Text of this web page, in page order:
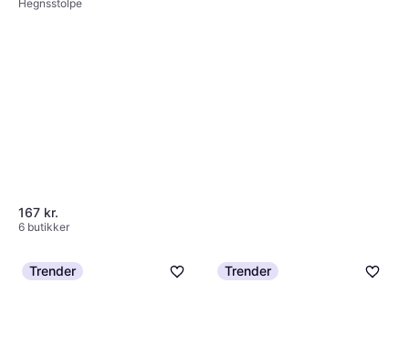
Hegnsstolpe
167 kr.
6 butikker
Trender Trender